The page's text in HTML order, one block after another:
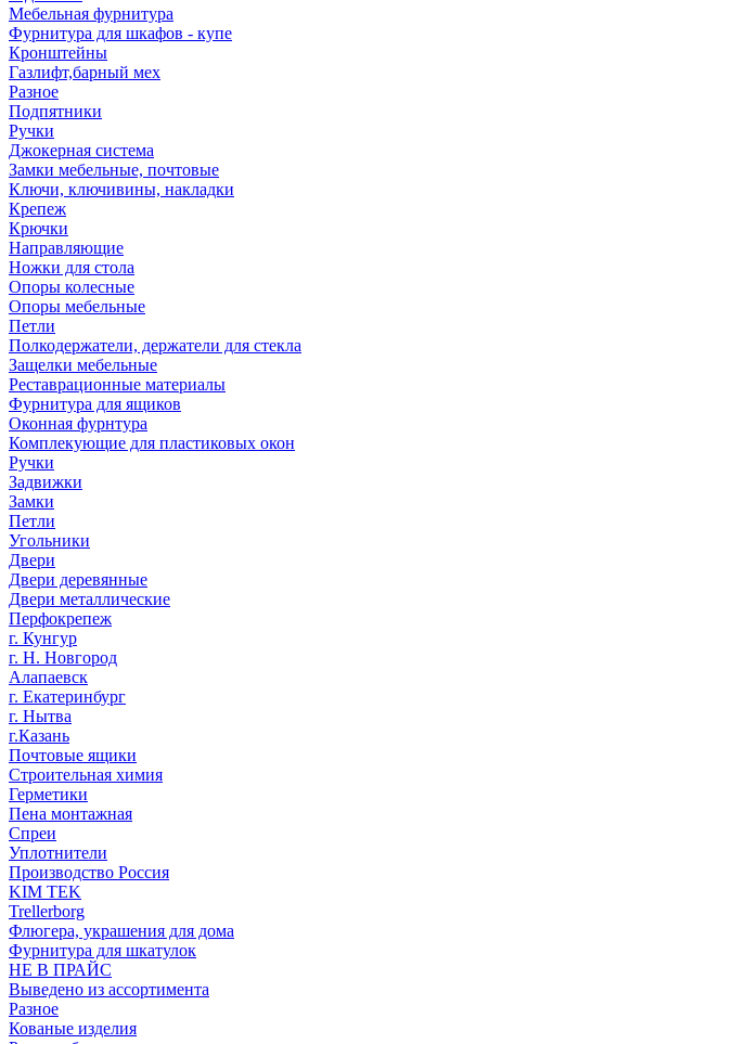
Мебельная фурнитура
Фурнитура для шкафов - купе
Кронштейны
Газлифт,барный мех
Разное
Подпятники
Ручки
Джокерная система
Замки мебельные, почтовые
Ключи, ключивины, накладки
Крепеж
Крючки
Направляющие
Ножки для стола
Опоры колесные
Опоры мебельные
Петли
Полкодержатели, держатели для стекла
Защелки мебельные
Реставрационные материалы
Фурнитура для ящиков
Оконная фурнтура
Комплекующие для пластиковых окон
Ручки
Задвижки
Замки
Петли
Угольники
Двери
Двери деревянные
Двери металлические
Перфокрепеж
г. Кунгур
г. Н. Новгород
Алапаевск
г. Екатеринбург
г. Нытва
г.Казань
Почтовые ящики
Строительная химия
Герметики
Пена монтажная
Спреи
Уплотнители
Производство Россия
KIM TEK
Trellerborg
Флюгера, украшения для дома
Фурнитура для шкатулок
НЕ В ПРАЙС
Выведено из ассортимента
Разное
Кованые изделия